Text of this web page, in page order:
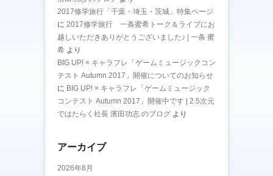
2017修学旅行「千葉・埼玉・茨城」特集ページ
に 2017修学旅行 一条蜜希トーク＆ライブにお
越しいただきありがとうございました♪ | 一条 蜜
希 より
BIG UP! × キャラフレ「ゲームミュージックコン
テスト Autumn 2017」開催についてのお知らせ
に BIG UP! × キャラフレ「ゲームミュージック
コンテスト Autumn 2017」開催中です | 2.5次元
ではたらく社長 濱田功志 のブログ より
アーカイブ
2026年8月